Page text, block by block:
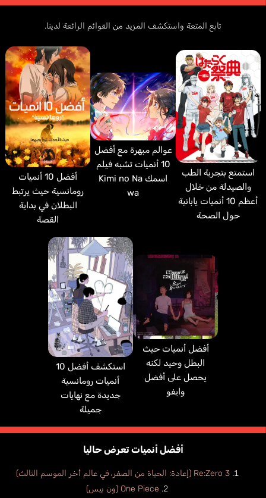
تابع المتعة واستكشف المزيد من القوائم الرائعة لدينا.
استمتع بتجربة الطب
والصيدلة من خلال
أعظم 10 أنميات يابانية
حول الصحة
عوالم مبهرة مع أفضل
10 أنميات تشبه فيلم
اسمك Kimi no Na
wa
أفضل 10 أنميات
رومانسية حيث يرتبط
البطلان في بداية
القصة
أفضل أنميات حيث
البطل وحيد لكنه
يحصل على أفضل
وايفو
استكشف أفضل 10
أنميات رومانسية
جديدة مع نهايات
جميلة
أفضل أنميات تعرض حاليا
Re:Zero 3 (إعادة: الحياة من الصفر، في عالم أخر الموسم الثالث)
One Piece (ون بيس)